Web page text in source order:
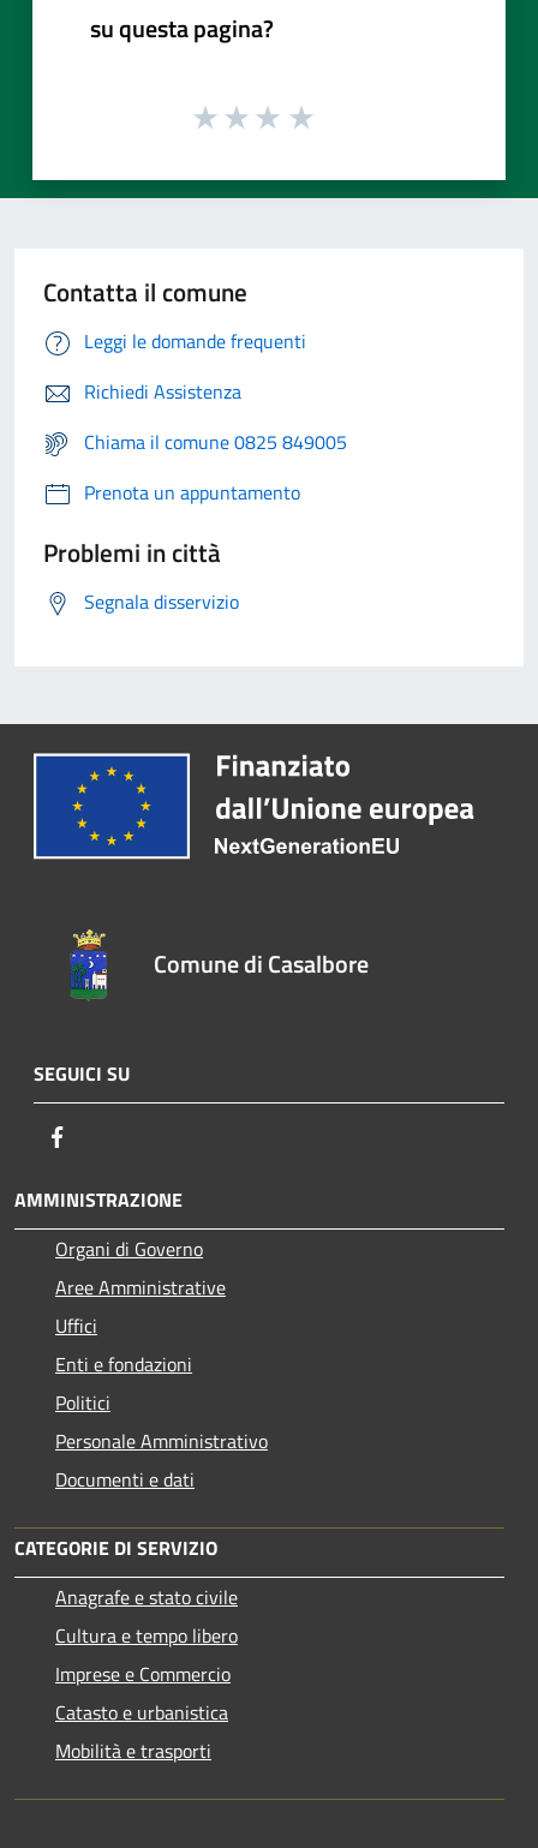
su questa pagina?
Contatta il comune
Leggi le domande frequenti
Richiedi Assistenza
Chiama il comune 0825 849005
Prenota un appuntamento
Problemi in città
Segnala disservizio
Comune di Casalbore
SEGUICI SU
AMMINISTRAZIONE
Organi di Governo
Aree Amministrative
Uffici
Enti e fondazioni
Politici
Personale Amministrativo
Documenti e dati
CATEGORIE DI SERVIZIO
Anagrafe e stato civile
Cultura e tempo libero
Imprese e Commercio
Catasto e urbanistica
Mobilità e trasporti